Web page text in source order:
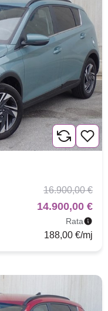
16.900,00 €
14.900,00 €
Rata
188,00 €/mj